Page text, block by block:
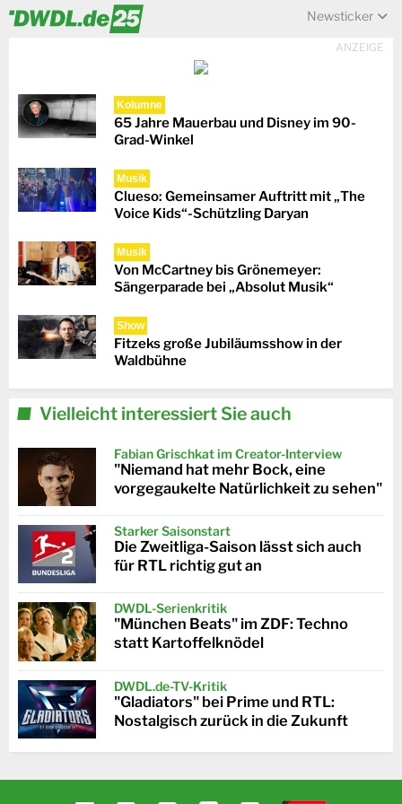
Newsticker
ANZEIGE
Kolumne
65 Jahre Mauerbau und Disney im 90-
Grad-Winkel
Musik
Clueso: Gemeinsamer Auftritt mit „The
Voice Kids“-Schützling Daryan
Musik
Von McCartney bis Grönemeyer:
Sängerparade bei „Absolut Musik“
Show
Fitzeks große Jubiläumsshow in der
Waldbühne
Vielleicht interessiert Sie auch
Fabian Grischkat im Creator-Interview
"Niemand hat mehr Bock, eine
vorgegaukelte Natürlichkeit zu sehen"
Starker Saisonstart
Die Zweitliga-Saison lässt sich auch
für RTL richtig gut an
DWDL-Serienkritik
"München Beats" im ZDF: Techno
statt Kartoffelknödel
DWDL.de-TV-Kritik
"Gladiators" bei Prime und RTL:
Nostalgisch zurück in die Zukunft